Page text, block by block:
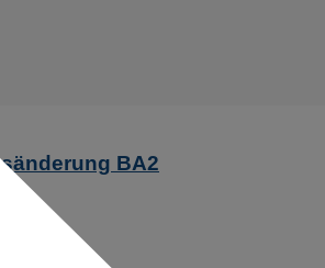
BA2